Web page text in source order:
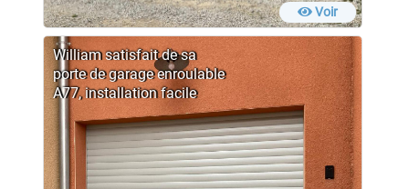
Voir
William satisfait de sa
porte de garage enroulable
A77, installation facile